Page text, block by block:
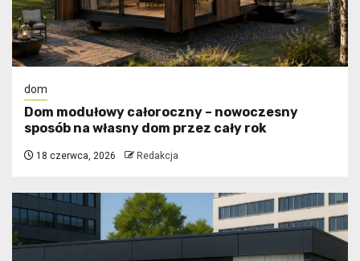
dom
Dom modułowy całoroczny – nowoczesny
sposób na własny dom przez cały rok
18 czerwca, 2026 Redakcja